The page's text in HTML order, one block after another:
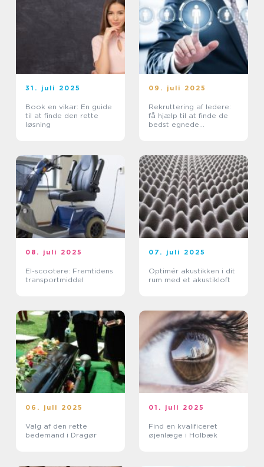
31. juli 2025
Book en vikar: En guide
til at finde den rette
løsning
09. juli 2025
Rekruttering af ledere:
få hjælp til at finde de
bedst egnede
08. juli 2025
El-scootere: Fremtidens
transportmiddel
07. juli 2025
Optimér akustikken i dit
rum med et akustikloft
06. juli 2025
Valg af den rette
bedemand i Dragør
01. juli 2025
Find en kvalificeret
øjenlæge i Holbæk